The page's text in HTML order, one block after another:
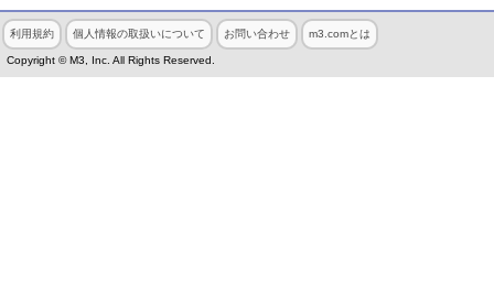
利用規約 個人情報の取扱いについて お問い合わせ m3.comとは
Copyright © M3, Inc. All Rights Reserved.